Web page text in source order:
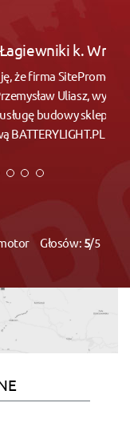
k. Wrocław
wykonała dla
sklepu
Głosów: 5/5